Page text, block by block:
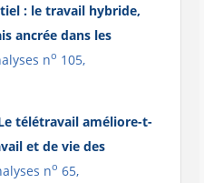
: le travail hybride,
ancrée dans les
no 105,
télétravail améliore-t-
et de vie des
no 65,